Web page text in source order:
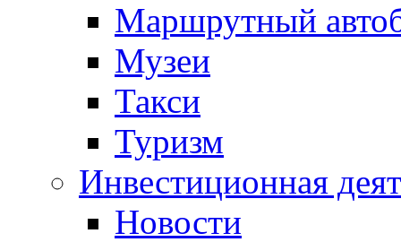
Маршрутный
Музеи
Такси
Туризм
Инвестиционная
Новости